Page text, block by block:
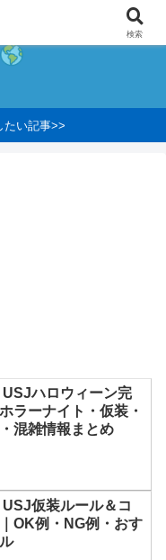
たい記事>>
USJハロウィーン完
ラーナイト・仮装・
混雑情報まとめ
USJ仮装ルール＆コ
OK例・NG例・おす
検索